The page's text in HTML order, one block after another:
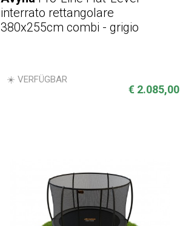
interrato rettangolare
380x255cm combi - grigio
€ 2.085,00
☀️ VERFÜGBAR